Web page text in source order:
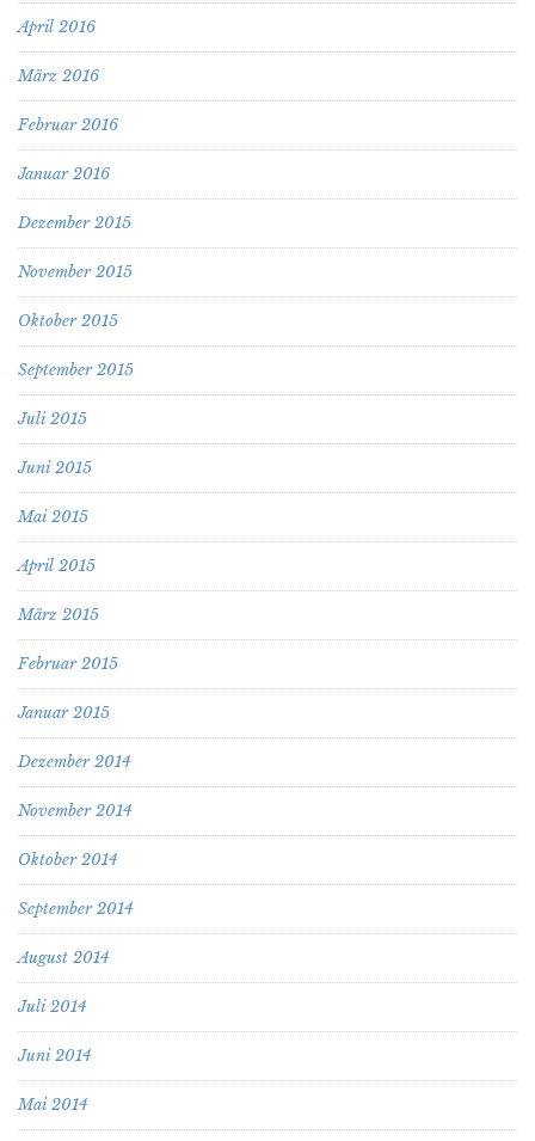
April 2016
März 2016
Februar 2016
Januar 2016
Dezember 2015
November 2015
Oktober 2015
September 2015
Juli 2015
Juni 2015
Mai 2015
April 2015
März 2015
Februar 2015
Januar 2015
Dezember 2014
November 2014
Oktober 2014
September 2014
August 2014
Juli 2014
Juni 2014
Mai 2014